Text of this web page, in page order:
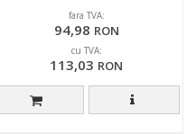
fara TVA:
94,98 RON
cu TVA:
113,03 RON